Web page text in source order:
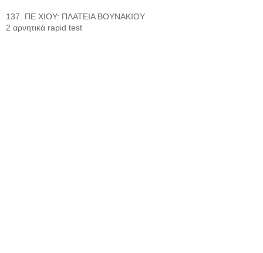
137. ΠΕ ΧΙΟΥ: ΠΛΑΤΕΙΑ ΒΟΥΝΑΚΙΟΥ
2 αρνητικά rapid test